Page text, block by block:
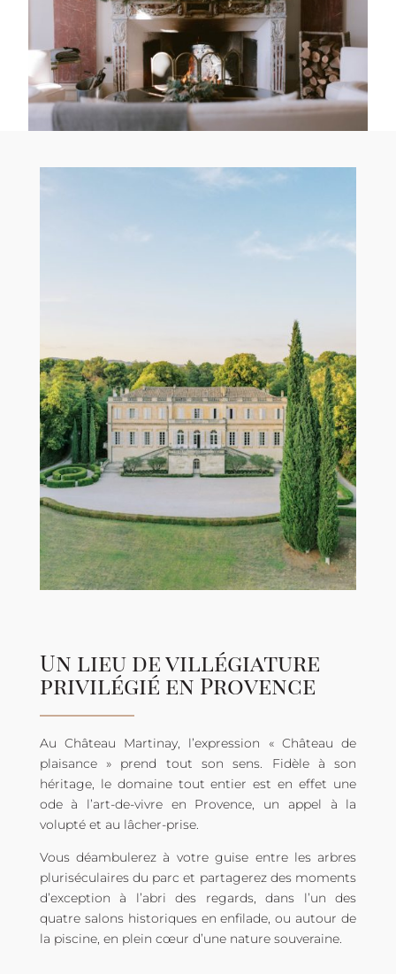
Un lieu de villégiature
privilégié en Provence
Au Château Martinay, l’expression « Château de
plaisance » prend tout son sens. Fidèle à son
héritage, le domaine tout entier est en effet une
ode à l’art-de-vivre en Provence, un appel à la
volupté et au lâcher-prise.
Vous déambulerez à votre guise entre les arbres
pluriséculaires du parc et partagerez des moments
d’exception à l’abri des regards, dans l’un des
quatre salons historiques en enfilade, ou autour de
la piscine, en plein cœur d’une nature souveraine.